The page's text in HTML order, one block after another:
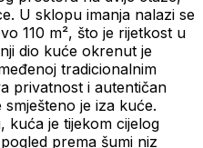
U sklopu imanja nalazi se
110 m², što je rijetkost u
dio kuće okrenut je
tradicionalnim
privatnost i autentičan
je iza kuće.
kuća je tijekom cijelog
prema šumi niz